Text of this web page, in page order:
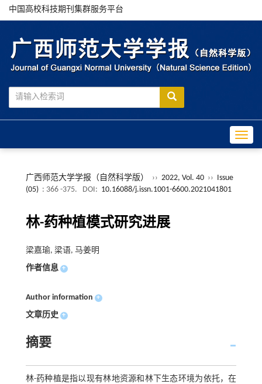
中国高校科技期刊集群服务平台
广西师范大学学报（自然科学版） ›› 2022, Vol. 40 ››
Issue
(05) : 366 -375. DOI: 10.16088/j.issn.1001-6600.2021041801
林-药种植模式研究进展
梁嘉瑜, 梁语, 马姜明
作者信息 +
Author information +
文章历史 +
摘要
林-药种植是指以现有林地资源和林下生态环境为依托，在